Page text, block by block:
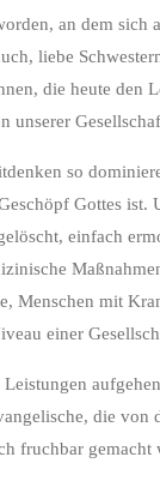
an dem
liebe
die heute den
unserer
so
Gottes
einfach
Menschen mit
einer
die
fruchbar